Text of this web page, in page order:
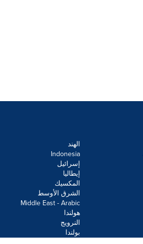
الهند
Indonesia
إسرائيل
إيطاليا
المكسيك
الشرق الأوسط
Middle East - Arabic
هولندا
النرويج
بولندا